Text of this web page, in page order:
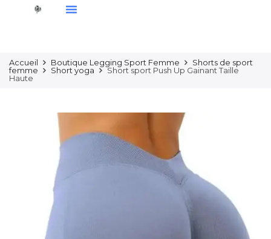
Accueil Boutique Legging Sport Femme
Shorts de sport
femme
Short yoga
Short sport Push Up Gainant Taille
Haute